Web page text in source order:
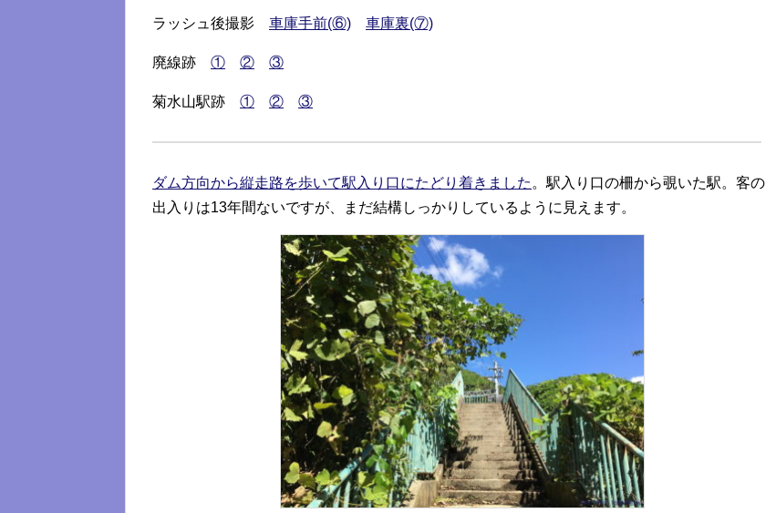
ラッシュ後撮影 車庫手前(⑥) 車庫裏(⑦)
廃線跡 ① ② ③
菊水山駅跡 ① ② ③
ダム方向から縦走路を歩いて駅入り口にたどり着きました。駅入り口の柵から覗いた駅。客の
出入りは13年間ないですが、まだ結構しっかりしているように見えます。